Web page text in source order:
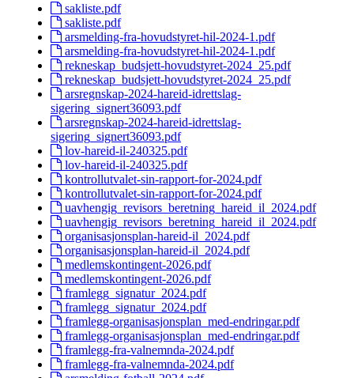
sakliste.pdf
sakliste.pdf
arsmelding-fra-hovudstyret-hil-2024-1.pdf
arsmelding-fra-hovudstyret-hil-2024-1.pdf
rekneskap_budsjett-hovudstyret-2024_25.pdf
rekneskap_budsjett-hovudstyret-2024_25.pdf
arsregnskap-2024-hareid-idrettslag-
sigering_signert36093.pdf
arsregnskap-2024-hareid-idrettslag-
sigering_signert36093.pdf
lov-hareid-il-240325.pdf
lov-hareid-il-240325.pdf
kontrollutvalet-sin-rapport-for-2024.pdf
kontrollutvalet-sin-rapport-for-2024.pdf
uavhengig_revisors_beretning_hareid_il_2024.pdf
uavhengig_revisors_beretning_hareid_il_2024.pdf
organisasjonsplan-hareid-il_2024.pdf
organisasjonsplan-hareid-il_2024.pdf
medlemskontingent-2026.pdf
medlemskontingent-2026.pdf
framlegg_signatur_2024.pdf
framlegg_signatur_2024.pdf
framlegg-organisasjonsplan_med-endringar.pdf
framlegg-organisasjonsplan_med-endringar.pdf
framlegg-fra-valnemnda-2024.pdf
framlegg-fra-valnemnda-2024.pdf